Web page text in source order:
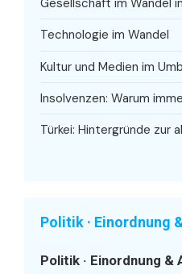
Technologie im Wandel
Kultur und Medien im
Insolvenzen: Warum
Türkei: Hintergründe zur
Politik · Einordnung
Politik · Einordnung &